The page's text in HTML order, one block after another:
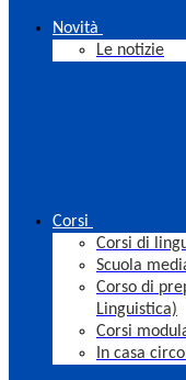
Novità
Le notizie
Corsi
Corsi di
Scuola
Corso di
Linguistica)
Corsi
In casa